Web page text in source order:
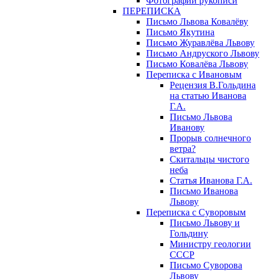
ПЕРЕПИСКА
Письмо Львова Ковалёву
Письмо Якутина
Письмо Журавлёва Львову
Письмо Андруского Львову
Письмо Ковалёва Львову
Переписка с Ивановым
Рецензия В.Гольдина
на статью Иванова
Г.А.
Письмо Львова
Иванову
Прорыв солнечного
ветра?
Скитальцы чистого
неба
Статья Иванова Г.А.
Письмо Иванова
Львову
Переписка с Суворовым
Письмо Львову и
Гольдину
Министру геологии
СССР
Письмо Суворова
Львову